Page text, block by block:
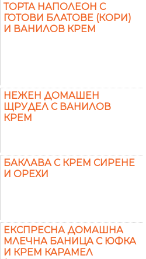
ТОРТА НАПОЛЕОН С
ГОТОВИ БЛАТОВЕ (КОРИ)
И ВАНИЛОВ КРЕМ
НЕЖЕН ДОМАШЕН
ЩРУДЕЛ С ВАНИЛОВ
КРЕМ
БАКЛАВА С КРЕМ СИРЕНЕ
И ОРЕХИ
ЕКСПРЕСНА ДОМАШНА
МЛЕЧНА БАНИЦА С ЮФКА
И КРЕМ КАРАМЕЛ